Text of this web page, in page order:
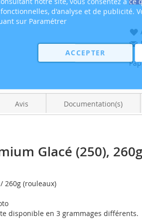
d'analyse et de publicité.
sur Paramétrer
ACCEPTER
Glacé (250),
260g (rouleaux)
disponible en 3 grammages différents.
Avis Documentation(s)